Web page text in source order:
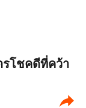
รโชคดีที่คว้า